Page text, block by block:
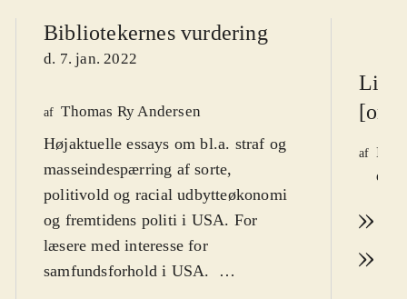
Bibliotekernes vurdering
d. 7. jan. 2022
af Thomas Ry Andersen
Højaktuelle essays om bl.a. straf og
masseindespærring af sorte,
politivold og racial udbytteøkonomi
og fremtidens politi i USA. For
læsere med interesse for
samfundsforhold i USA.
af
d.